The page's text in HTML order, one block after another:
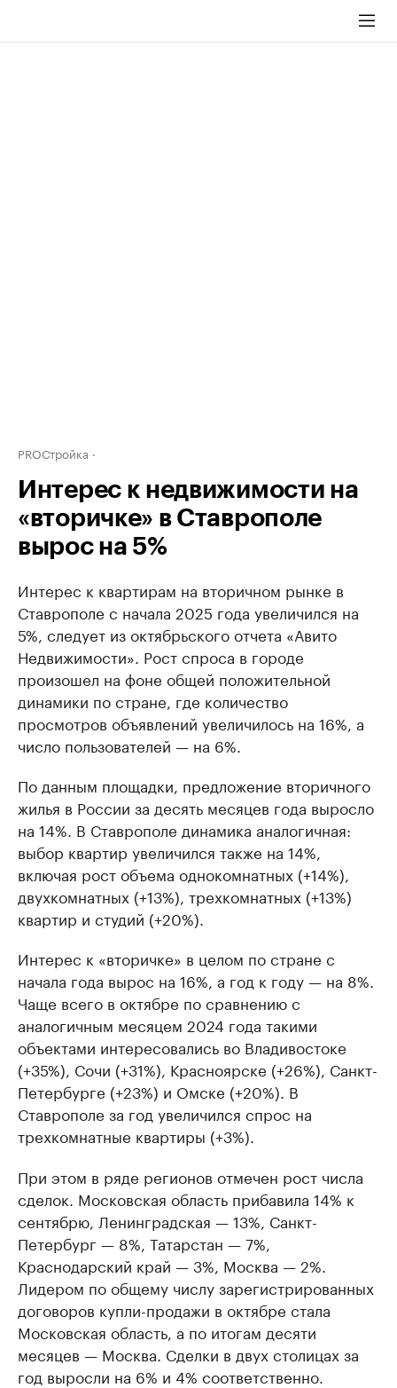
PROСтройка
Интерес к недвижимости на
«вторичке» в Ставрополе
вырос на 5%
Интерес к квартирам на вторичном рынке в
Ставрополе с начала 2025 года увеличился на
5%, следует из октябрьского отчета «Авито
Недвижимости». Рост спроса в городе
произошел на фоне общей положительной
динамики по стране, где количество
просмотров объявлений увеличилось на 16%, а
число пользователей — на 6%.
По данным площадки, предложение вторичного
жилья в России за десять месяцев года выросло
на 14%. В Ставрополе динамика аналогичная:
выбор квартир увеличился также на 14%,
включая рост объема однокомнатных (+14%),
двухкомнатных (+13%), трехкомнатных (+13%)
квартир и студий (+20%).
Интерес к «вторичке» в целом по стране с
начала года вырос на 16%, а год к году — на 8%.
Чаще всего в октябре по сравнению с
аналогичным месяцем 2024 года такими
объектами интересовались во Владивостоке
(+35%), Сочи (+31%), Красноярске (+26%), Санкт-
Петербурге (+23%) и Омске (+20%). В
Ставрополе за год увеличился спрос на
трехкомнатные квартиры (+3%).
При этом в ряде регионов отмечен рост числа
сделок. Московская область прибавила 14% к
сентябрю, Ленинградская — 13%, Санкт-
Петербург — 8%, Татарстан — 7%,
Краснодарский край — 3%, Москва — 2%.
Лидером по общему числу зарегистрированных
договоров купли-продажи в октябре стала
Московская область, а по итогам десяти
месяцев — Москва. Сделки в двух столицах за
год выросли на 6% и 4% соответственно.